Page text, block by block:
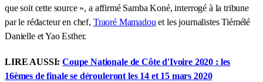
que soit cette source », a affirmé Samba Koné, interrogé à la tribune
par le rédacteur en chef, Traoré Mamadou et les journalistes Tiémélé
Danielle et Yao Esther.
LIRE AUSSI:Coupe Nationale de Côte d'Ivoire 2020 : les
16èmes de finale se dérouleront les 14 et 15 mars 2020